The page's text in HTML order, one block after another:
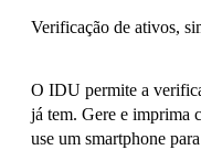
Verificação de ativos,
O IDU permite a
já tem. Gere e imprima
use um smartphone